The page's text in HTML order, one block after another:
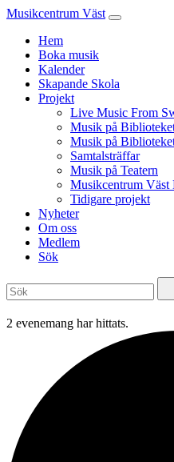
Musikcentrum Väst
Hem
Boka musik
Kalender
Skapande Skola
Projekt
Live Music From
Musik på
Musik på
Samtalsträffar
Musik på Teatern
Musikcentrum
Tidigare projekt
Nyheter
Om oss
Medlem
Sök
2 evenemang har hittats.